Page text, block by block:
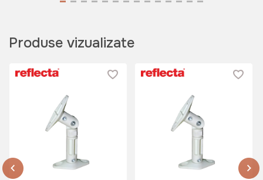
Produse vizualizate